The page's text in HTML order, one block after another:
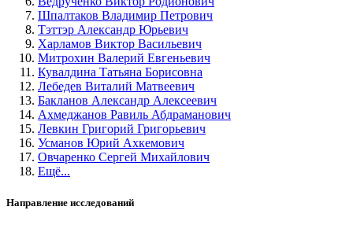
Шпалтаков Владимир Петрович
Тэттэр Александр Юрьевич
Харламов Виктор Васильевич
Митрохин Валерий Евгеньевич
Кувалдина Татьяна Борисовна
Лебедев Виталий Матвеевич
Бакланов Александр Алексеевич
Ахмеджанов Равиль Абдраманович
Левкин Григорий Григорьевич
Усманов Юрий Ахкемович
Овчаренко Сергей Михайлович
Ещё...
Направление исследований